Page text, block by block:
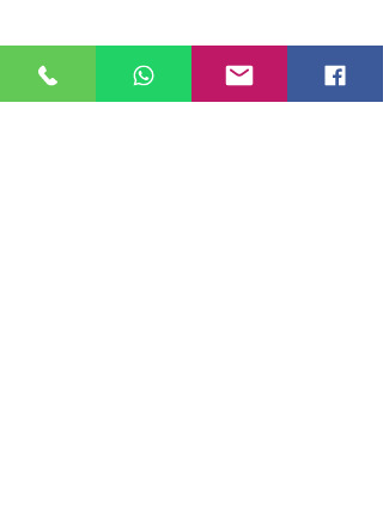
I cookie sono piccoli pezzi di dati memorizzati sul